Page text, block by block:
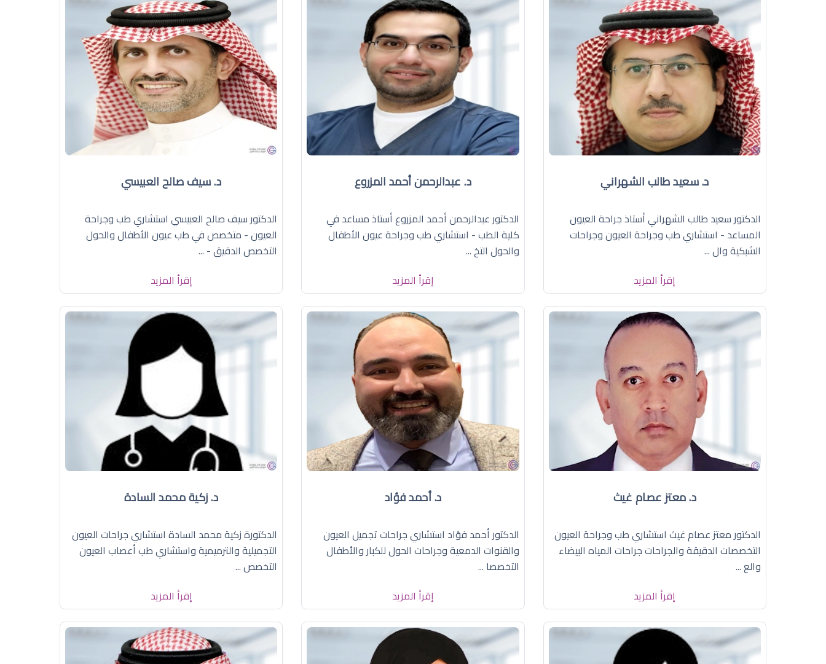
د. سعيد طالب الشهراني
الدكتور سعيد طالب الشهراني أستاذ جراحة العيون
المساعد - استشاري طب وجراحة العيون وجراحات
الشبكية وال ...
إقرأ المزيد
د. عبدالرحمن أحمد المزروع
الدكتور عبدالرحمن أحمد المزروع أستاذ مساعد في
كلية الطب - استشاري طب وجراحة عيون الأطفال
والحول التخ ...
إقرأ المزيد
د. سيف صالح العبيسي
الدكتور سيف صالح العبيسي استشاري طب وجراحة
العيون - متخصص في طب عيون الأطفال والحول
التخصص الدقيق - ...
إقرأ المزيد
د. معتز عصام غيث
الدكتور معتز عصام غيث استشاري طب وجراحة العيون
التخصصات الدقيقة والجراحات جراحات المياه البيضاء
والع ...
إقرأ المزيد
د. أحمد فؤاد
الدكتور أحمد فؤاد استشاري جراحات تجميل العيون
والقنوات الدمعية وجراحات الحول للكبار والأطفال
التخصصا ...
إقرأ المزيد
د. زكية محمد السادة
الدكتورة زكية محمد السادة استشاري جراحات العيون
التجميلية والترميمية واستشاري طب أعصاب العيون
التخصص ...
إقرأ المزيد